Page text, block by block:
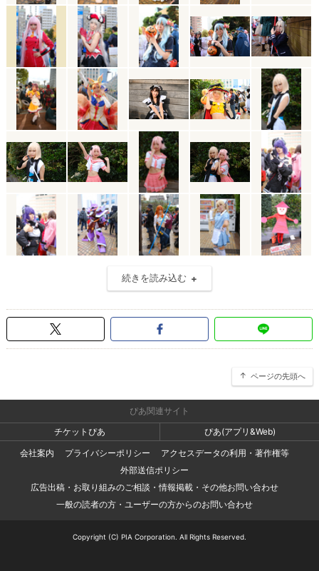
続きを読み込む
ページの先頭へ
ぴあ関連サイト
チケットぴあ
ぴあ(アプリ&Web)
会社案内
プライバシーポリシー
アクセスデータの利用・著作権等
外部送信ポリシー
広告出稿・お取り組みのご相談・情報掲載・その他お問い合わせ
一般の読者の方・ユーザーの方からのお問い合わせ
Copyright (C) PIA Corporation. All Rights Reserved.